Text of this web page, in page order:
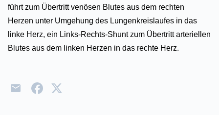
führt zum Übertritt venösen Blutes aus dem rechten
Herzen unter Umgehung des Lungenkreislaufes in das
linke Herz, ein Links-Rechts-Shunt zum Übertritt arteriellen
Blutes aus dem linken Herzen in das rechte Herz.